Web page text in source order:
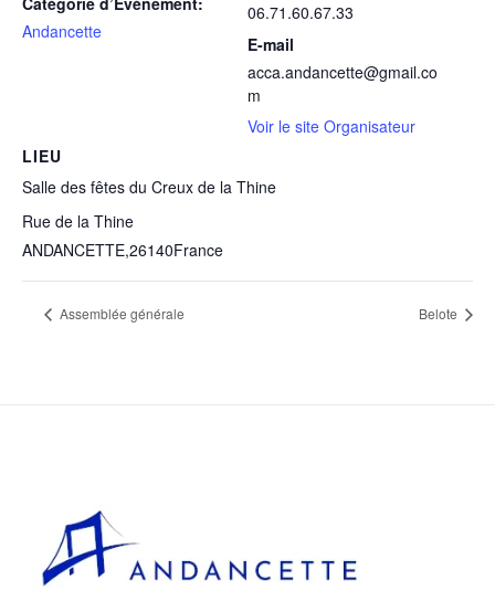
Andancette
LIEU
Salle des fêtes du Creux de la Thine
Rue de la Thine
ANDANCETTE,26140France
06.71.60.67.33
E-mail
acca.andancette@gmail.co
m
Voir le site Organisateur
Assemblée générale Belote